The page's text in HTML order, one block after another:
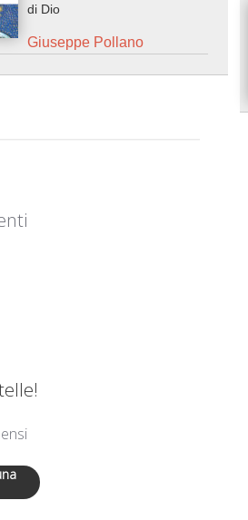
di Dio
Giuseppe Pollano